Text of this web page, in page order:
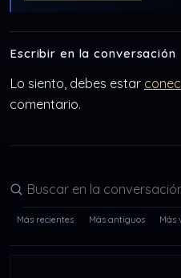
Escribir en la conversación
Lo siento, debes estar
comentario.
Buscar en la conversación
Más recientes Más antiguos Más